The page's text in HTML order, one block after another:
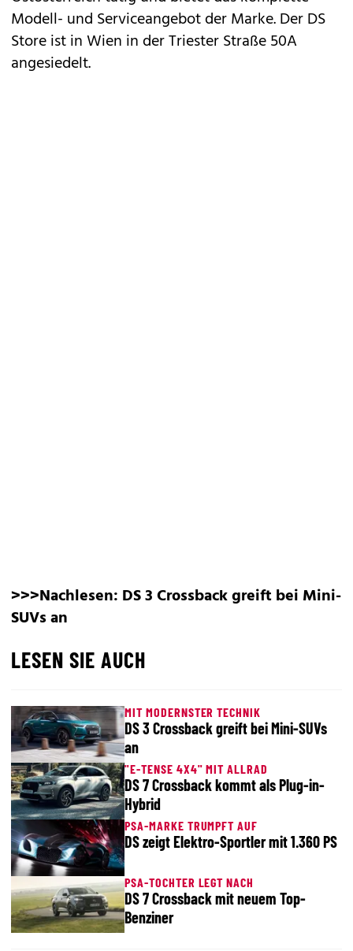
Modell- und Serviceangebot der Marke. Der DS
Store ist in Wien in der Triester Straße 50A
angesiedelt.
>>>Nachlesen: DS 3 Crossback greift bei Mini-
SUVs an
LESEN SIE AUCH
MIT MODERNSTER TECHNIK
DS 3 Crossback greift bei Mini-SUVs
an
"E-TENSE 4X4" MIT ALLRAD
DS 7 Crossback kommt als Plug-in-
Hybrid
PSA-MARKE TRUMPFT AUF
DS zeigt Elektro-Sportler mit 1.360 PS
PSA-TOCHTER LEGT NACH
DS 7 Crossback mit neuem Top-
Benziner